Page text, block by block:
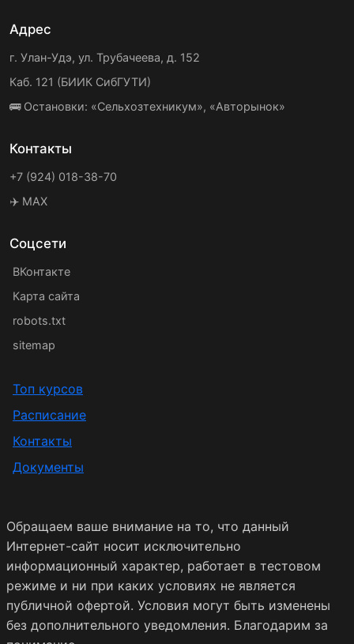
Адрес
г. Улан-Удэ, ул. Трубачеева, д. 152
Каб. 121 (БИИК СибГУТИ)
🚌 Остановки: «Сельхозтехникум», «Авторынок»
Контакты
+7 (924) 018-38-70
✈️ MAX
Соцсети
ВКонтакте
Карта сайта
robots.txt
sitemap
Топ курсов
Расписание
Контакты
Документы
Обращаем ваше внимание на то, что данный
Интернет-сайт носит исключительно
информационный характер, работает в тестовом
режиме и ни при каких условиях не является
публичной офертой. Условия могут быть изменены
без дополнительного уведомления. Благодарим за